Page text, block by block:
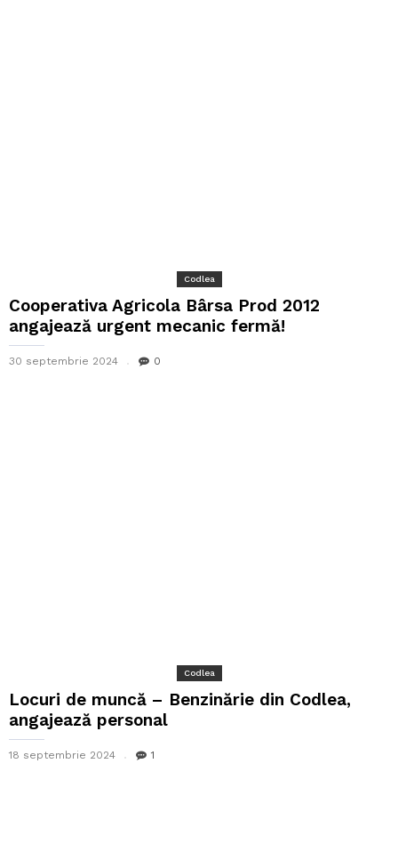
Codlea
Cooperativa Agricola Bârsa Prod 2012
angajează urgent mecanic fermă!
30 septembrie 2024 0
Codlea
Locuri de muncă – Benzinărie din Codlea,
angajează personal
18 septembrie 2024 1